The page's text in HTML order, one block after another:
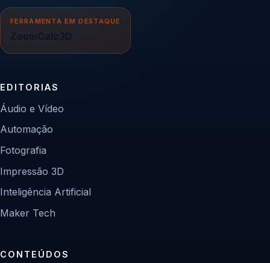
FERRAMENTA EM DESTAQUE
ZoomCalc3D
EDITORIAS
Áudio e Vídeo
Automação
Fotografia
Impressão 3D
Inteligência Artificial
Maker Tech
CONTEÚDOS